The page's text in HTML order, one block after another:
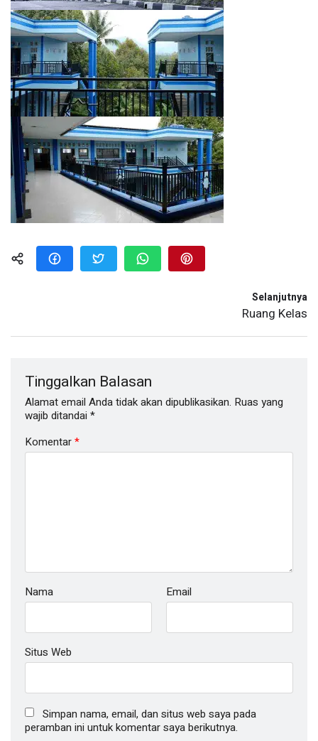
Selanjutnya
Ruang Kelas
Tinggalkan Balasan
Alamat email Anda tidak akan dipublikasikan. Ruas yang
wajib ditandai *
Komentar*
Nama Email
Situs Web
Simpan nama, email, dan situs web saya pada
peramban ini untuk komentar saya berikutnya.